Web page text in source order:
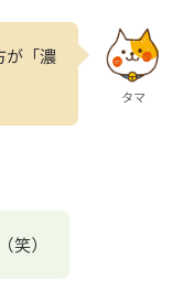
が「濃
タマ
笑）